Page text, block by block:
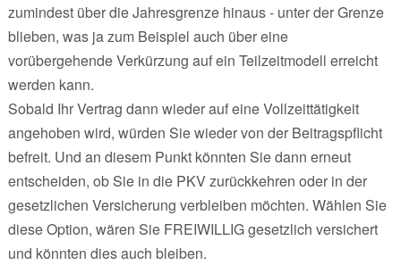
zumindest über die Jahresgrenze hinaus - unter der Grenze
blieben, was ja zum Beispiel auch über eine
vorübergehende Verkürzung auf ein Teilzeitmodell erreicht
werden kann.
Sobald Ihr Vertrag dann wieder auf eine Vollzeittätigkeit
angehoben wird, würden Sie wieder von der Beitragspflicht
befreit. Und an diesem Punkt könnten Sie dann erneut
entscheiden, ob Sie in die PKV zurückkehren oder in der
gesetzlichen Versicherung verbleiben möchten. Wählen Sie
diese Option, wären Sie FREIWILLIG gesetzlich versichert
und könnten dies auch bleiben.